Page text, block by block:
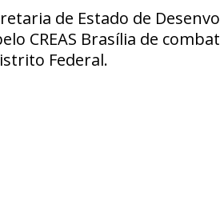
de Estado de
CREAS Brasília de
Federal.